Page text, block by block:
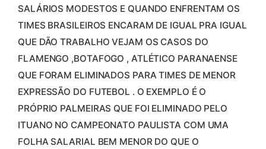
SALÁRIOS MODESTOS E QUANDO ENFRENTAM OS
TIMES BRASILEIROS ENCARAM DE IGUAL PRA IGUAL
QUE DÃO TRABALHO VEJAM OS CASOS DO
FLAMENGO ,BOTAFOGO , ATLÉTICO PARANAENSE
QUE FORAM ELIMINADOS PARA TIMES DE MENOR
EXPRESSÃO DO FUTEBOL . O EXEMPLO É O
PRÓPRIO PALMEIRAS QUE FOI ELIMINADO PELO
ITUANO NO CAMPEONATO PAULISTA COM UMA
FOLHA SALARIAL BEM MENOR DO QUE O